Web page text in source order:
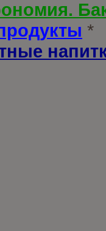
*